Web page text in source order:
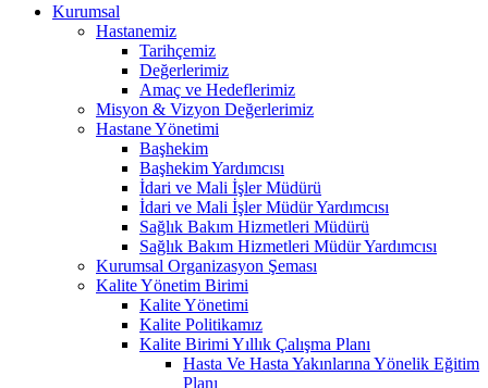
Kurumsal
Hastanemiz
Tarihçemiz
Değerlerimiz
Amaç ve Hedeflerimiz
Misyon & Vizyon Değerlerimiz
Hastane Yönetimi
Başhekim
Başhekim Yardımcısı
İdari ve Mali İşler Müdürü
İdari ve Mali İşler Müdür Yardımcısı
Sağlık Bakım Hizmetleri Müdürü
Sağlık Bakım Hizmetleri Müdür Yardımcısı
Kurumsal Organizasyon Şeması
Kalite Yönetim Birimi
Kalite Yönetimi
Kalite Politikamız
Kalite Birimi Yıllık Çalışma Planı
Hasta Ve Hasta Yakınlarına Yönelik Eğitim
Planı